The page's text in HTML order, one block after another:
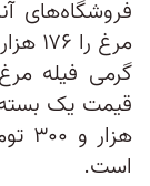
است.